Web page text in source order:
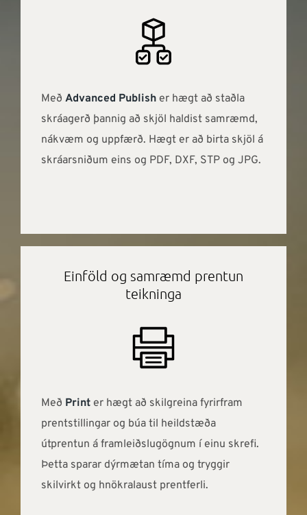
Með Advanced Publish er hægt að staðla
skráagerð þannig að skjöl haldist samræmd,
nákvæm og uppfærð. Hægt er að birta skjöl á
skráarsniðum eins og PDF, DXF, STP og JPG.
Einföld og samræmd prentun
teikninga
Með Print er hægt að skilgreina fyrirfram
prentstillingar og búa til heildstæða
útprentun á framleiðslugögnum í einu skrefi.
Þetta sparar dýrmætan tíma og tryggir
skilvirkt og hnökralaust prentferli.